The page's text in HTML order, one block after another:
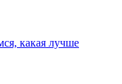
какая лучше